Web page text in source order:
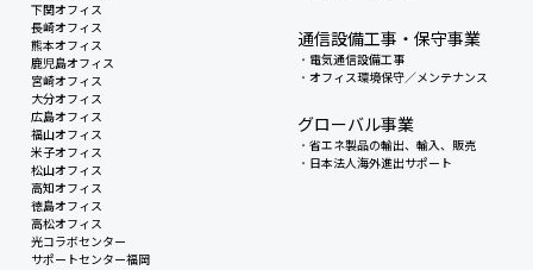
通信設備工事・保守事業
・ 電気通信設備工事
・オフィス環境保守／メンテナンス
グローバル事業
・省エネ製品の輸出、輸入、販売
・ 日本法人海外進出サポート
下関オフィス
長崎オフィス
熊本オフィス
鹿児島オフィス
宮崎オフィス
大分オフィス
広島オフィス
福山オフィス
米子オフィス
松山オフィス
高知オフィス
徳島オフィス
高松オフィス
光コラボセンター
サポートセンター福岡